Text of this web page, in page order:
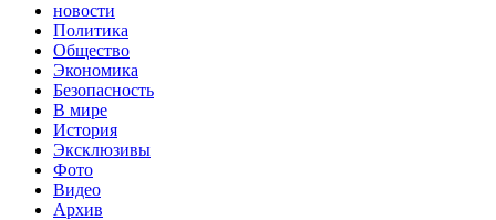
новости
Политика
Общество
Экономика
Безопасность
В мире
История
Эксклюзивы
Фото
Видео
Архив